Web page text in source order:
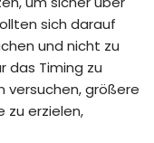
sich darauf
und nicht zu
das Timing zu
versuchen, größere
zu erzielen,